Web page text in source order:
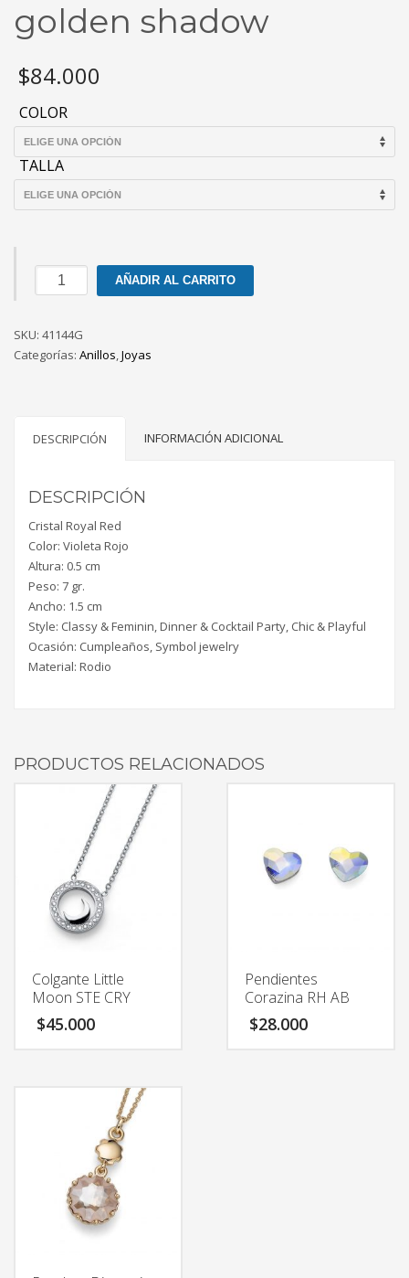
golden shadow
$84.000
COLOR
TALLA
Anillo
Regal
golden
shadow
AÑADIR AL CARRITO
SKU: 41144G
Categorías: Anillos,Joyas
DESCRIPCIÓN INFORMACIÓN ADICIONAL
DESCRIPCIÓN
Cristal Royal Red
Color: Violeta Rojo
Altura: 0.5 cm
Peso: 7 gr.
Ancho: 1.5 cm
Style: Classy & Feminin, Dinner & Cocktail Party, Chic & Playful
Ocasión: Cumpleaños, Symbol jewelry
Material: Rodio
PRODUCTOS RELACIONADOS
Colgante Little
Moon STE CRY
$45.000
Pendientes
Corazina RH AB
$28.000